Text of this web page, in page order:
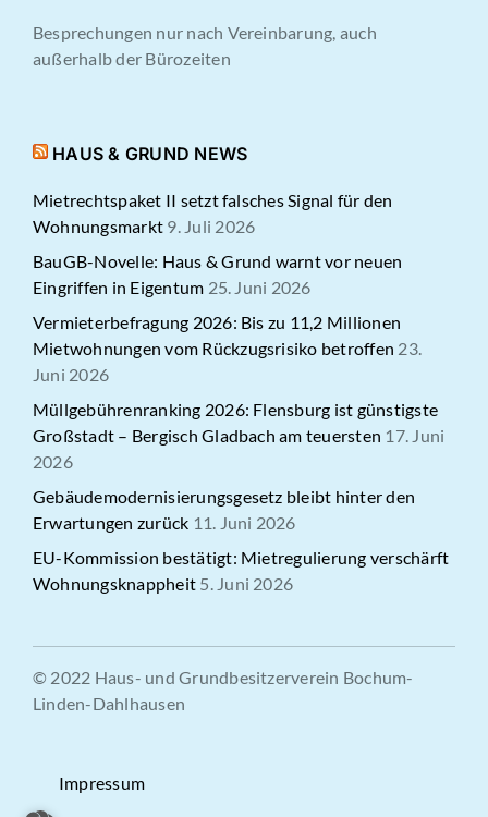
Besprechungen nur nach Vereinbarung, auch
außerhalb der Bürozeiten
HAUS & GRUND NEWS
Mietrechtspaket II setzt falsches Signal für den
Wohnungsmarkt 9. Juli 2026
BauGB-Novelle: Haus & Grund warnt vor neuen
Eingriffen in Eigentum 25. Juni 2026
Vermieterbefragung 2026: Bis zu 11,2 Millionen
Mietwohnungen vom Rückzugsrisiko betroffen 23.
Juni 2026
Müllgebührenranking 2026: Flensburg ist günstigste
Großstadt – Bergisch Gladbach am teuersten 17. Juni
2026
Gebäudemodernisierungsgesetz bleibt hinter den
Erwartungen zurück 11. Juni 2026
EU-Kommission bestätigt: Mietregulierung verschärft
Wohnungsknappheit 5. Juni 2026
© 2022 Haus- und Grundbesitzerverein Bochum-
Linden-Dahlhausen
Impressum